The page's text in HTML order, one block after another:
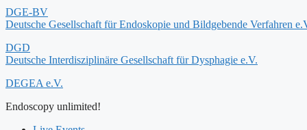
DGE-BV
Deutsche Gesellschaft für Endoskopie und Bildgebende Verfahren
DGD
Deutsche Interdisziplinäre Gesellschaft für Dysphagie e.V.
DEGEA e.V.
Endoscopy unlimited!